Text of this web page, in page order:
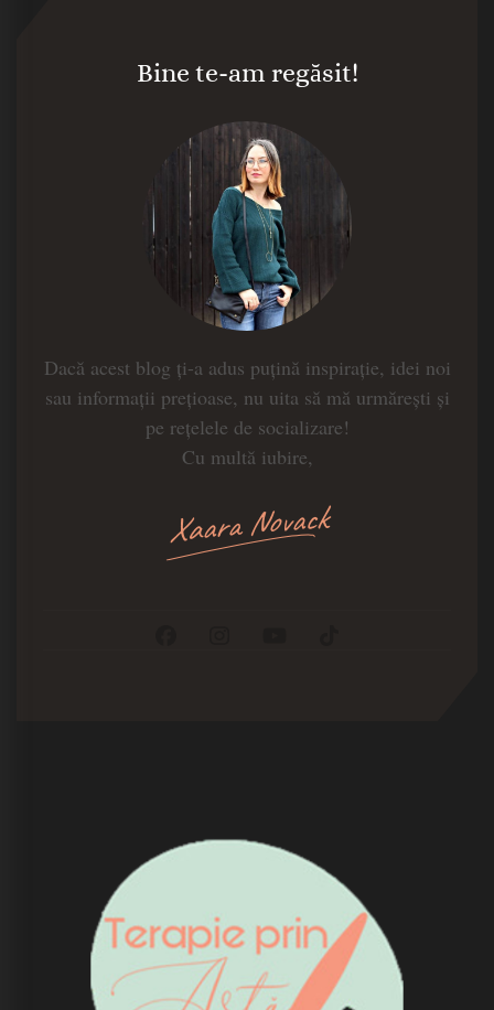
Bine te-am regăsit!
Dacă acest blog ți-a adus puțină inspirație, idei noi
sau informații prețioase, nu uita să mă urmărești și
pe rețelele de socializare!
Cu multă iubire,
Xaara Novack